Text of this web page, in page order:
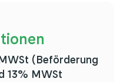
(Beförderung
13% MWSt